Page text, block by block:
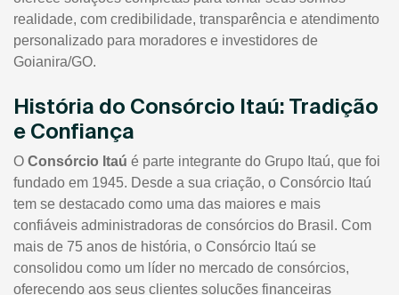
realidade, com credibilidade, transparência e atendimento
personalizado para moradores e investidores de
Goianira/GO.
História do Consórcio Itaú: Tradição
e Confiança
O Consórcio Itaú é parte integrante do Grupo Itaú, que foi
fundado em 1945. Desde a sua criação, o Consórcio Itaú
tem se destacado como uma das maiores e mais
confiáveis administradoras de consórcios do Brasil. Com
mais de 75 anos de história, o Consórcio Itaú se
consolidou como um líder no mercado de consórcios,
oferecendo aos seus clientes soluções financeiras